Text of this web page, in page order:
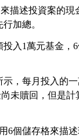
描述投資案的
加總。
入1萬元基金，
，每月投入的
未贖回，但是
6個儲存格來描